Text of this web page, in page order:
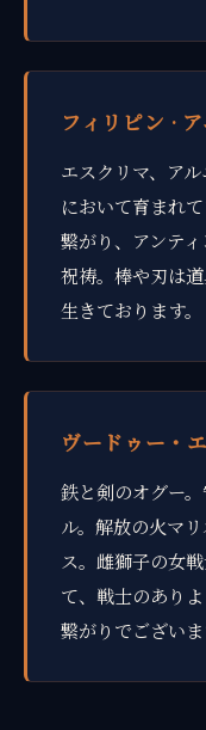
フィリピン ·
エスクリマ、ア
において育まれ
繋がり、アンテ
祝祷。棒や刃は
生きております。
ヴードゥー・
鉄と剣のオグー
ル。解放の火マ
ス。雌獅子の女
て、戦士のあり
繋がりでございま